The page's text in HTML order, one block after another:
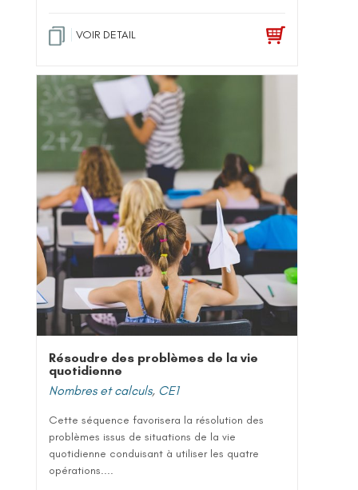
VOIR DETAIL
Résoudre des problèmes de la vie
quotidienne
Nombres et calculs, CE1
Cette séquence favorisera la résolution des
problèmes issus de situations de la vie
quotidienne conduisant à utiliser les quatre
opérations....